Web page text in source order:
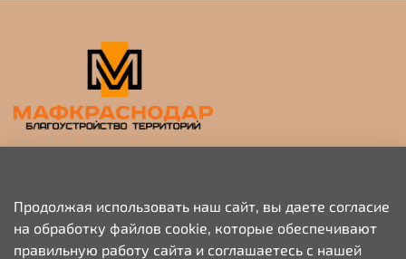
+79676703333
Продолжая использовать наш сайт, вы даете согласие
на обработку файлов cookie, которые обеспечивают
правильную работу сайта и соглашаетесь с нашей